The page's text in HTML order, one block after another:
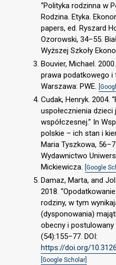
“Polityka rodzinna w
Rodzina. Etyka.
papers, ed. Ryszard
Ozorowski, 34–55.
Wyższej Szkoły
Bouvier, Michael.
prawa podatkowego i
Warszawa: PWE.
Cudak, Henryk. 2004.
uspołecznienia
współczesnej.” In
polskie – ich stan i
Maria Tyszkowa,
Wydawnictwo
Mickiewicza. [Google
Damaz, Marta, and
2018.
rodziny, w tym
(dysponowania)
obecny i postulowany
(54):155–77. DOI:
https://doi.org/
[Google Scholar]